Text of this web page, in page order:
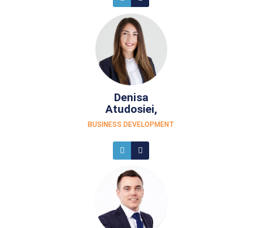
Denisa
Atudosiei,
BUSINESS DEVELOPMENT